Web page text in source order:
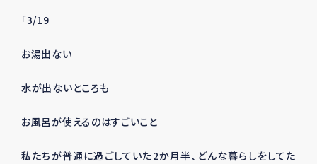
「3/19
お湯出ない
水が出ないところも
お風呂が使えるのはすごいこと
私たちが普通に過ごしていた2か月半、どんな暮らしをしてた